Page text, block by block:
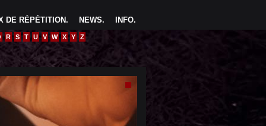
INFO.
NEWS.
DE RÉPÉTITION.
R S T U V W X Y Z